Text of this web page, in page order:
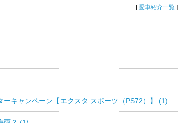
[愛車紹介一覧 ]
ーキャンペーン【エクスタ スポーツ（PS72）】 (1)